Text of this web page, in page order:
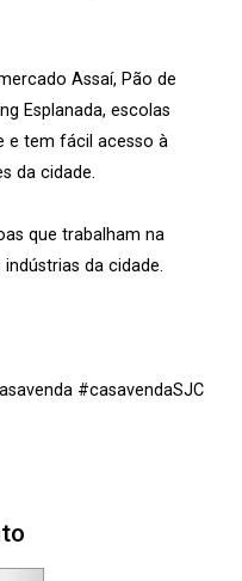
Assaí, Pão de
Esplanada, escolas
e tem fácil acesso à
da cidade.
que trabalham na
indústrias da cidade.
#casavendaSJC